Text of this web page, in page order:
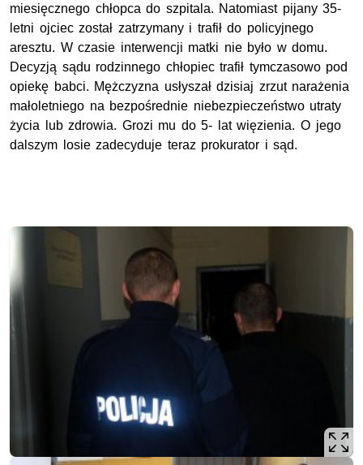
miesięcznego chłopca do szpitala. Natomiast pijany 35-
letni ojciec został zatrzymany i trafił do policyjnego
aresztu. W czasie interwencji matki nie było w domu.
Decyzją sądu rodzinnego chłopiec trafił tymczasowo pod
opiekę babci. Mężczyzna usłyszał dzisiaj zrzut narażenia
małoletniego na bezpośrednie niebezpieczeństwo utraty
życia lub zdrowia. Grozi mu do 5- lat więzienia. O jego
dalszym losie zadecyduje teraz prokurator i sąd.